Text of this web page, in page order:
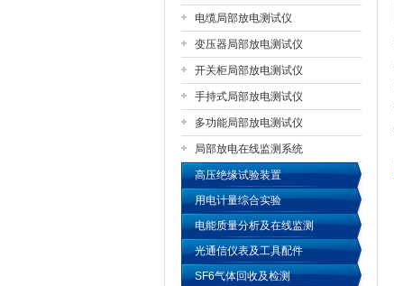
电缆局部放电测试仪
变压器局部放电测试仪
开关柜局部放电测试仪
手持式局部放电测试仪
多功能局部放电测试仪
局部放电在线监测系统
高压绝缘试验装置
用电计量综合实验
电能质量分析及在线监测
光通信仪表及工具配件
SF6气体回收及检测